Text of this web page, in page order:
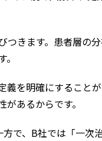
きます。患者層の
を明確にすること
あるからです。
で、B社では「一次